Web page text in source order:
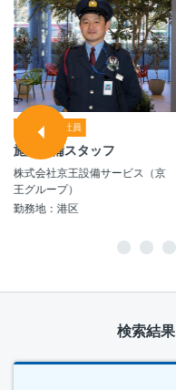
契約・嘱託社員
施設警備スタッフ
株式会社京王設備サービス（京
王グループ）
勤務地：港区
検索結果